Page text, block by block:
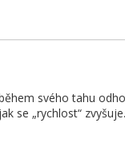
svého tahu
se „rychlost“